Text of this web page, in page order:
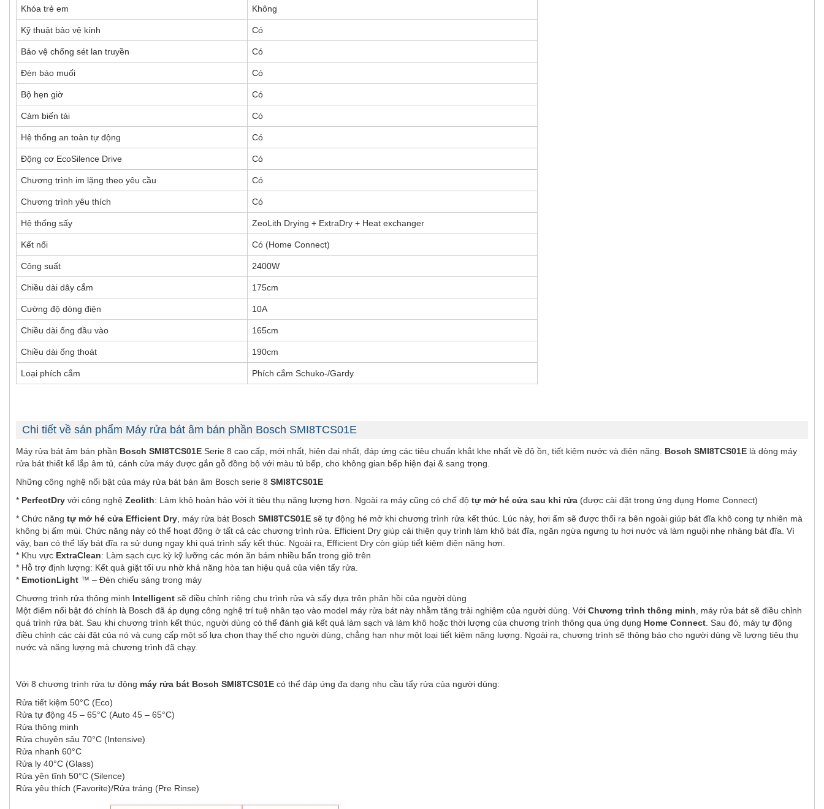
Khóa trẻ em Không
Kỹ thuật bảo vệ kính Có
Bảo vệ chống sét lan truyền Có
Đèn báo muối Có
Bộ hẹn giờ Có
Cảm biến tải Có
Hệ thống an toàn tự động Có
Động cơ EcoSilence Drive Có
Chương trình im lặng theo yêu cầu Có
Chương trình yêu thích Có
Hệ thống sấy ZeoLith Drying + ExtraDry + Heat exchanger
Kết nối Có (Home Connect)
Công suất 2400W
Chiều dài dây cắm 175cm
Cường độ dòng điện 10A
Chiều dài ống đầu vào 165cm
Chiều dài ống thoát 190cm
Loại phích cắm Phích cắm Schuko-/Gardy
Chi tiết về sản phẩm Máy rửa bát âm bán phần Bosch SMI8TCS01E
Máy rửa bát âm bán phần Bosch SMI8TCS01E Serie 8 cao cấp, mới nhất, hiện đại nhất, đáp ứng các tiêu chuẩn khắt khe nhất về độ ồn, tiết kiệm nước và điện năng. Bosch SMI8TCS01E là dòng máy
rửa bát thiết kế lắp âm tủ, cánh cửa máy được gắn gỗ đồng bộ với màu tủ bếp, cho không gian bếp hiện đại & sang trọng.
Những công nghệ nổi bật của máy rửa bát bán âm Bosch serie 8 SMI8TCS01E
* PerfectDry với công nghệ Zeolith: Làm khô hoàn hảo với ít tiêu thụ năng lượng hơn. Ngoài ra máy cũng có chế độ tự mở hé cửa sau khi rửa (được cài đặt trong ứng dụng Home Connect)
* Chức năng tự mở hé cửa Efficient Dry, máy rửa bát Bosch SMI8TCS01E sẽ tự động hé mở khi chương trình rửa kết thúc. Lúc này, hơi ẩm sẽ được thổi ra bên ngoài giúp bát đĩa khô cong tự nhiên mà
không bị ấm mùi. Chức năng này có thể hoạt động ở tất cả các chương trình rửa. Efficient Dry giúp cải thiện quy trình làm khô bát đĩa, ngăn ngừa ngưng tụ hơi nước và làm nguội nhẹ nhàng bát đĩa. Vì
vậy, bạn có thể lấy bát đĩa ra sử dụng ngay khi quá trình sấy kết thúc. Ngoài ra, Efficient Dry còn giúp tiết kiệm điện năng hơn.
* Khu vực ExtraClean: Làm sạch cực kỳ kỹ lưỡng các món ăn bám nhiều bẩn trong giỏ trên
* Hỗ trợ định lượng: Kết quả giặt tối ưu nhờ khả năng hòa tan hiệu quả của viên tẩy rửa.
* EmotionLight ™ – Đèn chiếu sáng trong máy
Chương trình rửa thông minh Intelligent sẽ điều chỉnh riêng chu trình rửa và sấy dựa trên phản hồi của người dùng
Một điểm nổi bật đó chính là Bosch đã áp dụng công nghệ trí tuệ nhân tạo vào model máy rửa bát này nhằm tăng trải nghiệm của người dùng. Với Chương trình thông minh, máy rửa bát sẽ điều chỉnh
quá trình rửa bát. Sau khi chương trình kết thúc, người dùng có thể đánh giá kết quả làm sạch và làm khô hoặc thời lượng của chương trình thông qua ứng dụng Home Connect. Sau đó, máy tự động
điều chỉnh các cài đặt của nó và cung cấp một số lựa chọn thay thế cho người dùng, chẳng hạn như một loại tiết kiệm năng lượng. Ngoài ra, chương trình sẽ thông báo cho người dùng về lượng tiêu thụ
nước và năng lượng mà chương trình đã chạy.
Với 8 chương trình rửa tự động máy rửa bát Bosch SMI8TCS01E có thể đáp ứng đa dạng nhu cầu tẩy rửa của người dùng:
Rửa tiết kiệm 50°C (Eco)
Rửa tự động 45 – 65°C (Auto 45 – 65°C)
Rửa thông minh
Rửa chuyên sâu 70°C (Intensive)
Rửa nhanh 60°C
Rửa ly 40°C (Glass)
Rửa yên tĩnh 50°C (Silence)
Rửa yêu thích (Favorite)/Rửa tráng (Pre Rinse)